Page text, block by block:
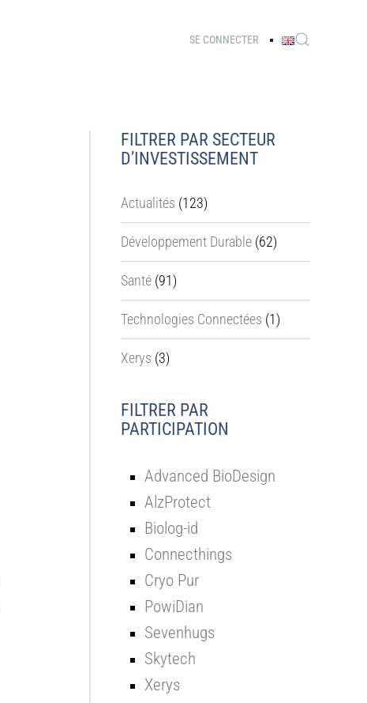
SE CONNECTER
FILTRER PAR SECTEUR
D’INVESTISSEMENT
Actualités (123)
Développement Durable (62)
Santé (91)
Technologies Connectées (1)
Xerys (3)
FILTRER PAR
PARTICIPATION
Advanced BioDesign
AlzProtect
Biolog-id
Connecthings
Cryo Pur
PowiDian
Sevenhugs
Skytech
Xerys